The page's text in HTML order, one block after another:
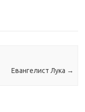
Евангелист Лука →